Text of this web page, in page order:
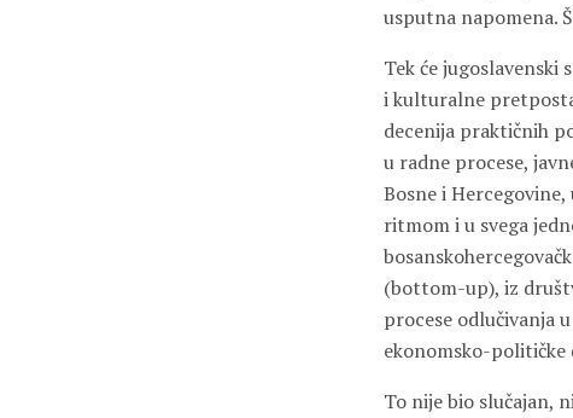
usputna napomena.
Tek će
i kulturalne
decenija praktičnih
u radne procese,
Bosne i
ritmom i u svega
(bottom-up), iz
procese odlučivanja
ekonomsko-
To nije bio slučajan,